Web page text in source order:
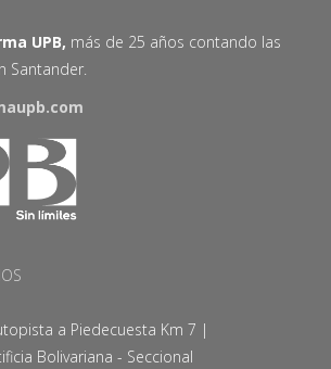
UPB, más de 25 años contando las
Santander.
a Piedecuesta Km 7 |
Bolivariana - Seccional